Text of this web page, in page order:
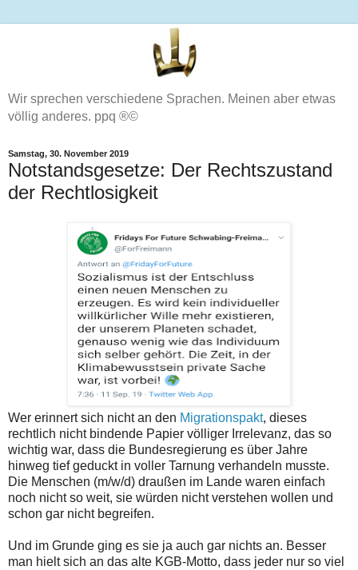
Wir sprechen verschiedene Sprachen. Meinen aber etwas
völlig anderes. ppq ®©
Samstag, 30. November 2019
Notstandsgesetze: Der Rechtszustand
der Rechtlosigkeit
Wer erinnert sich nicht an den Migrationspakt, dieses
rechtlich nicht bindende Papier völliger Irrelevanz, das so
wichtig war, dass die Bundesregierung es über Jahre
hinweg tief geduckt in voller Tarnung verhandeln musste.
Die Menschen (m/w/d) draußen im Lande waren einfach
noch nicht so weit, sie würden nicht verstehen wollen und
schon gar nicht begreifen.
Und im Grunde ging es sie ja auch gar nichts an. Besser
man hielt sich an das alte KGB-Motto, dass jeder nur so viel